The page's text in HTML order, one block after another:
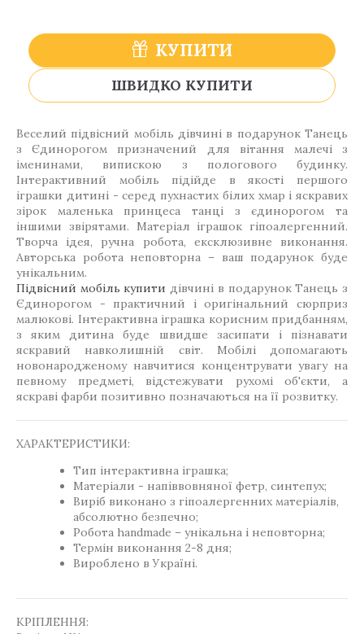
КУПИТИ
ШВИДКО КУПИТИ
Веселий підвісний мобіль дівчині в подарунок Танець
з Єдинорогом призначений для вітання малечі з
іменинами, випискою з пологового будинку.
Інтерактивний мобіль підійде в якості першого
іграшки дитині - серед пухнастих білих хмар і яскравих
зірок маленька принцеса танці з єдинорогом та
іншими звірятами. Матеріал іграшок гіпоалергенний.
Творча ідея, ручна робота, ексклюзивне виконання.
Авторська робота неповторна – ваш подарунок буде
унікальним.
Підвісний мобіль купити дівчині в подарунок Танець з
Єдинорогом - практичний і оригінальний сюрприз
малюкові. Інтерактивна іграшка корисним придбанням,
з яким дитина буде швидше засипати і пізнавати
яскравий навколишній світ. Мобілі допомагають
новонародженому навчитися концентрувати увагу на
певному предметі, відстежувати рухомі об'єкти, а
яскраві фарби позитивно позначаються на її розвитку.
ХАРАКТЕРИСТИКИ:
Тип інтерактивна іграшка;
Матеріали - напіввовняної фетр, синтепух;
Виріб виконано з гіпоалергенних матеріалів,
абсолютно безпечно;
Робота handmade – унікальна і неповторна;
Термін виконання 2-8 дня;
Вироблено в Україні.
КРІПЛЕННЯ: